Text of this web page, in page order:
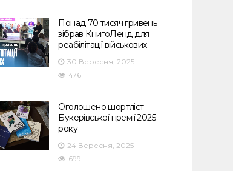
Понад 70 тисяч гривень
зібрав КнигоЛенд для
реабілітації військових
30 Вересня, 2025
476
Оголошено шортліст
Букерівської премії 2025
року
24 Вересня, 2025
699